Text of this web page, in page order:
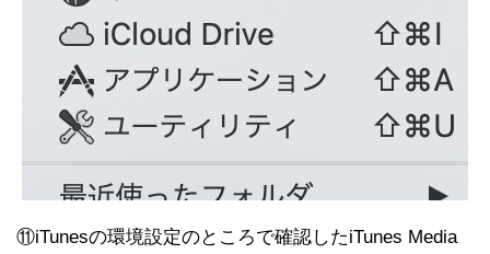
⑪iTunesの環境設定のところで確認したiTunes Media